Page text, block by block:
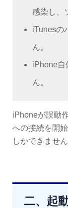
感染し、
iTunesの
ん。
iPhone自
ん。
iPhoneが誤動
への接続を開
しかできません
二、起